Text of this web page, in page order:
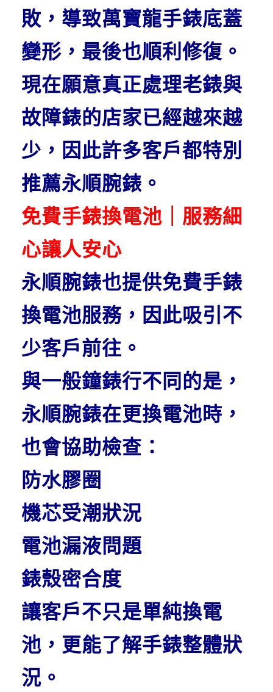
敗，導致萬寶龍手錶底蓋
變形，最後也順利修復。
現在願意真正處理老錶與
故障錶的店家已經越來越
少，因此許多客戶都特別
推薦永順腕錶。
免費手錶換電池｜服務細
心讓人安心
永順腕錶也提供免費手錶
換電池服務，因此吸引不
少客戶前往。
與一般鐘錶行不同的是，
永順腕錶在更換電池時，
也會協助檢查：
防水膠圈
機芯受潮狀況
電池漏液問題
錶殼密合度
讓客戶不只是單純換電
池，更能了解手錶整體狀
況。